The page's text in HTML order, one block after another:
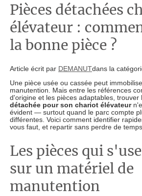
Pièces détachées
élévateur :
la bonne pièce ?
Article écrit par DEMANUTdans la
Une pièce usée ou cassée peut
manutention. Mais entre les références
d'origine et les pièces adaptables, trouver
détachée pour son chariot élévateur
évident — surtout quand le parc compte
différentes. Voici comment identifier
vous faut, et repartir sans perdre de temps.
Les pièces qui
sur un matériel de
manutention